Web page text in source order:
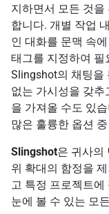
지하면서 모든 것
합니다. 개별 작업
인 대화를 문맥 속
태그를 지정하여 필
Slingshot의 채팅을
없는 가시성을 갖추
을 가져올 수도 있
많은 훌륭한 옵션
Slingshot은 귀사의
위 확대의 함정을
고 특정 프로젝트에
눈에 볼 수 있는 모